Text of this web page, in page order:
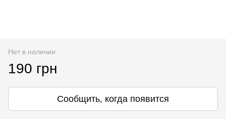
Нет в наличии
190 грн
Сообщить, когда появится